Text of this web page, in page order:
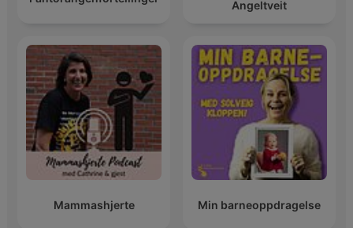
Angeltveit
Mammashjerte Min barneoppdragelse